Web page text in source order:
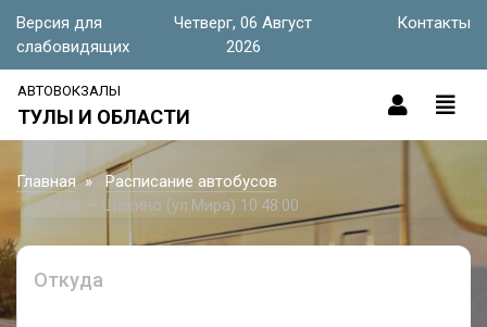
Версия для
слабовидящих
Четверг, 06 Август
2026
Контакты
АВТОВОКЗАЛЫ
ТУЛЫ И ОБЛАСТИ
Главная
Расписание автобусов
Тула — Щекино (ул.Мира) 10:48:00
Откуда